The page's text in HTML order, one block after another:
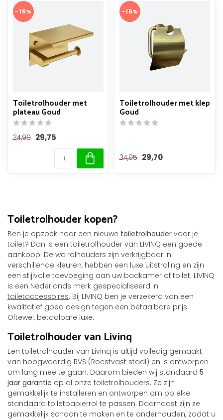
-15%
Toiletrolhouder met
plateau Goud
34,99 29,75
-15%
Toiletrolhouder met klep
Goud
34,95 29,70
Toiletrolhouder kopen?
Ben je opzoek naar een nieuwe toiletrolhouder voor je
toilet? Dan is een toiletrolhouder van LIVINQ een goede
aankoop! De wc rolhouders zijn verkrijgbaar in
verschillende kleuren, hebben een luxe uitstraling en zijn
een stijlvolle toevoeging aan uw badkamer of toilet. LIVINQ
is een Nederlands merk gespecialiseerd in
toiletaccessoires. Bij LIVINQ ben je verzekerd van een
kwalitatief goed design tegen een betaalbare prijs.
Oftewel, betaalbare luxe.
Toiletrolhouder van Livinq
Een toiletrolhouder van Livinq is altijd volledig gemaakt
van hoogwaardig RVS (Roestvast staal) en is ontworpen
om lang mee te gaan. Daarom bieden wij standaard 5
jaar garantie op al onze toiletrolhouders. Ze zijn
gemakkelijk te installeren en ontworpen om op elke
standaard toiletpapierrol te passen. Daarnaast zijn ze
gemakkelijk schoon te maken en te onderhouden, zodat u